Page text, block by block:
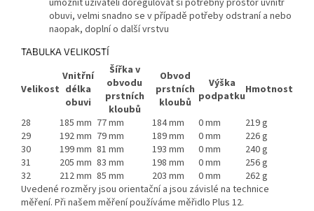
umožnit uživateli doregulovat si potřebný prostor uvnitř
obuvi, velmi snadno se v případě potřeby odstraní a nebo
naopak, doplní o další vrstvu
TABULKA VELIKOSTÍ
Velikost
Vnitřní
délka
obuvi
Šířka v
obvodu
prstních
kloubů
Obvod
prstních
kloubů
Výška
podpatkuHmotnost
28 185 mm 77 mm 184 mm 0 mm
219 g
29
192 mm 79 mm 189 mm 0 mm
226 g
30
199 mm 81 mm 193 mm 0 mm
240 g
31
205 mm 83 mm 198 mm 0 mm
256 g
32
212 mm 85 mm 203 mm 0 mm
262 g
Uvedené rozměry jsou orientační a jsou závislé na technice
měření. Při našem měření používáme měřidlo Plus 12.